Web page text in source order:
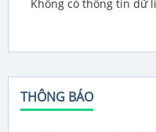
THÔNG BÁO
Không có thông tin dữ